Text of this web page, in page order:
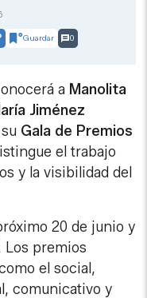
Guardar 0
a Manolita
Jiménez
Gala de Premios
el trabajo
y la visibilidad del
20 de junio y
Los premios
el social,
comunicativo y